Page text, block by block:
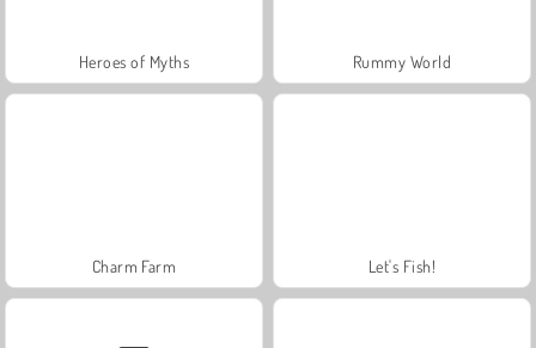
Heroes of Myths Rummy World
Charm Farm Let's Fish!